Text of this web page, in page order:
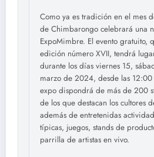
Como ya es tradición en el mes
de Chimbarongo celebrará una
ExpoMimbre. El evento gratuito,
edición número XVII, tendrá
durante los días viernes 15,
marzo de 2024, desde las 12:00
expo dispondrá de más de 200
de los que destacan los cultores
además de entretenidas
típicas, juegos, stands de
parrilla de artistas en vivo.